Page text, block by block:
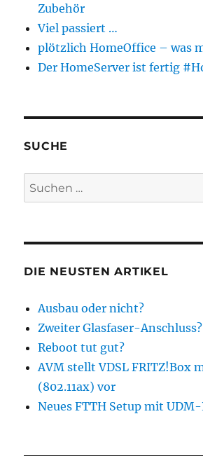
Zubehör
Viel passiert …
plötzlich HomeOffice – was
Der HomeServer ist fertig
SUCHE
Suchen
nach:
DIE NEUSTEN ARTIKEL
Ausbau oder nicht?
Zweiter Glasfaser-Anschluss?
Reboot tut gut?
AVM stellt VDSL FRITZ!Box
(802.11ax) vor
Neues FTTH Setup mit